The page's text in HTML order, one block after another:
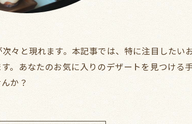
々と現れます。本記事では、特に注目したい
。あなたのお気に入りのデザートを見つける
か？